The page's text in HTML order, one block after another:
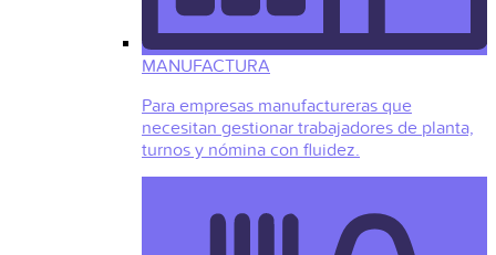
MANUFACTURA
Para empresas manufactureras que
necesitan gestionar trabajadores de planta,
turnos y nómina con fluidez.